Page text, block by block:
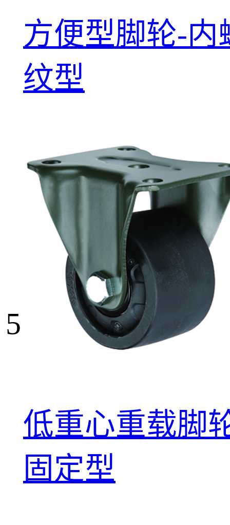
方便型脚轮-内
纹型
5
低重心重载脚
固定型